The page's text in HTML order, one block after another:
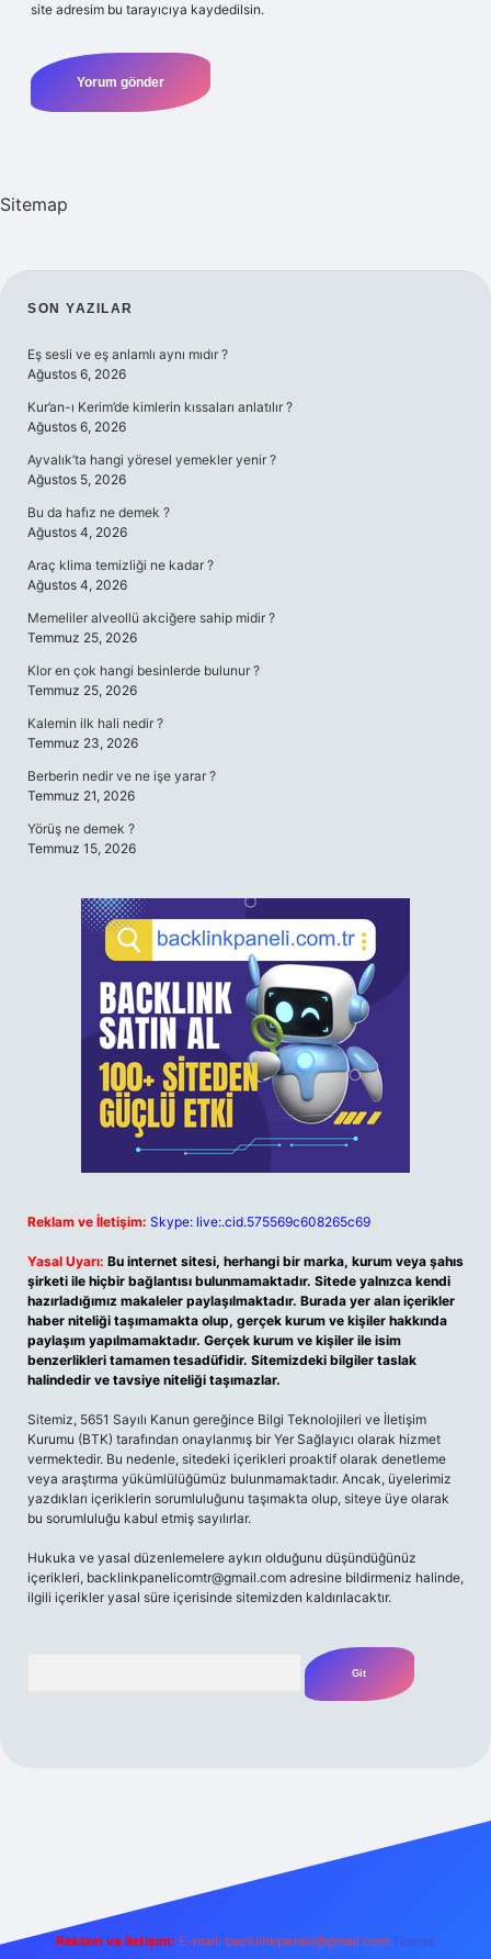
site adresim bu tarayıcıya kaydedilsin.
Sitemap
SIDEBAR
SON YAZILAR
Eş sesli ve eş anlamlı aynı mıdır ?
Ağustos 6, 2026
Kur’an-ı Kerim’de kimlerin kıssaları anlatılır ?
Ağustos 6, 2026
Ayvalık’ta hangi yöresel yemekler yenir ?
Ağustos 5, 2026
Bu da hafız ne demek ?
Ağustos 4, 2026
Araç klima temizliği ne kadar ?
Ağustos 4, 2026
Memeliler alveollü akciğere sahip midir ?
Temmuz 25, 2026
Klor en çok hangi besinlerde bulunur ?
Temmuz 25, 2026
Kalemin ilk hali nedir ?
Temmuz 23, 2026
Berberin nedir ve ne işe yarar ?
Temmuz 21, 2026
Yörüş ne demek ?
Temmuz 15, 2026
Reklam ve İletişim: Skype: live:.cid.575569c608265c69
Yasal Uyarı: Bu internet sitesi, herhangi bir marka, kurum veya şahıs
şirketi ile hiçbir bağlantısı bulunmamaktadır. Sitede yalnızca kendi
hazırladığımız makaleler paylaşılmaktadır. Burada yer alan içerikler
haber niteliği taşımamakta olup, gerçek kurum ve kişiler hakkında
paylaşım yapılmamaktadır. Gerçek kurum ve kişiler ile isim
benzerlikleri tamamen tesadüfidir. Sitemizdeki bilgiler taslak
halindedir ve tavsiye niteliği taşımazlar.
Sitemiz, 5651 Sayılı Kanun gereğince Bilgi Teknolojileri ve İletişim
Kurumu (BTK) tarafından onaylanmış bir Yer Sağlayıcı olarak hizmet
vermektedir. Bu nedenle, sitedeki içerikleri proaktif olarak denetleme
veya araştırma yükümlülüğümüz bulunmamaktadır. Ancak, üyelerimiz
yazdıkları içeriklerin sorumluluğunu taşımakta olup, siteye üye olarak
bu sorumluluğu kabul etmiş sayılırlar.
Hukuka ve yasal düzenlemelere aykırı olduğunu düşündüğünüz
içerikleri, backlinkpanelicomtr@gmail.com adresine bildirmeniz halinde,
ilgili içerikler yasal süre içerisinde sitemizden kaldırılacaktır.
Reklam ve İletişim: E-mail: backlinkpaneli@gmail.com Teams: